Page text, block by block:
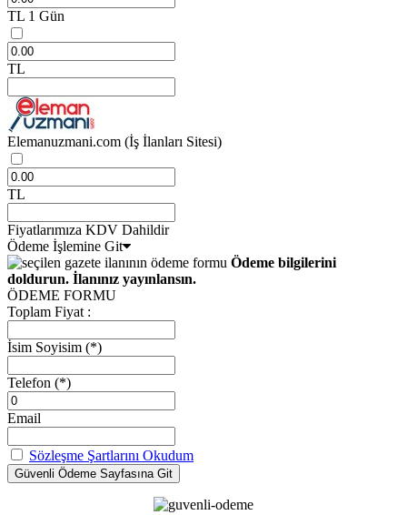
TL 1 Gün
TL
Elemanuzmani.com (İş İlanları Sitesi)
TL
Fiyatlarımıza KDV Dahildir
Ödeme İşlemine Git
Ödeme bilgilerini
doldurun. İlanınız yayınlansın.
ÖDEME FORMU
Toplam Fiyat :
İsim Soyisim (*)
Telefon (*)
Email
Sözleşme Şartlarını Okudum